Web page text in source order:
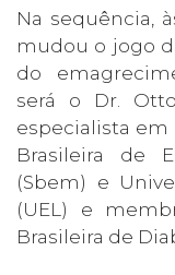
Na sequência,
mudou o jogo
do
será o Dr.
especialista em
Brasileira de
(Sbem) e
(UEL) e
Brasileira de